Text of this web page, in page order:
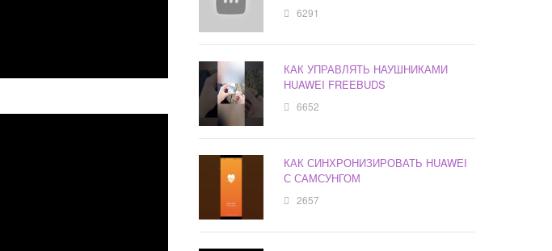
6291
КАК УПРАВЛЯТЬ НАУШНИКАМИ
HUAWEI FREEBUDS
6652
КАК СИНХРОНИЗИРОВАТЬ HUAWEI
С САМСУНГОМ
2657